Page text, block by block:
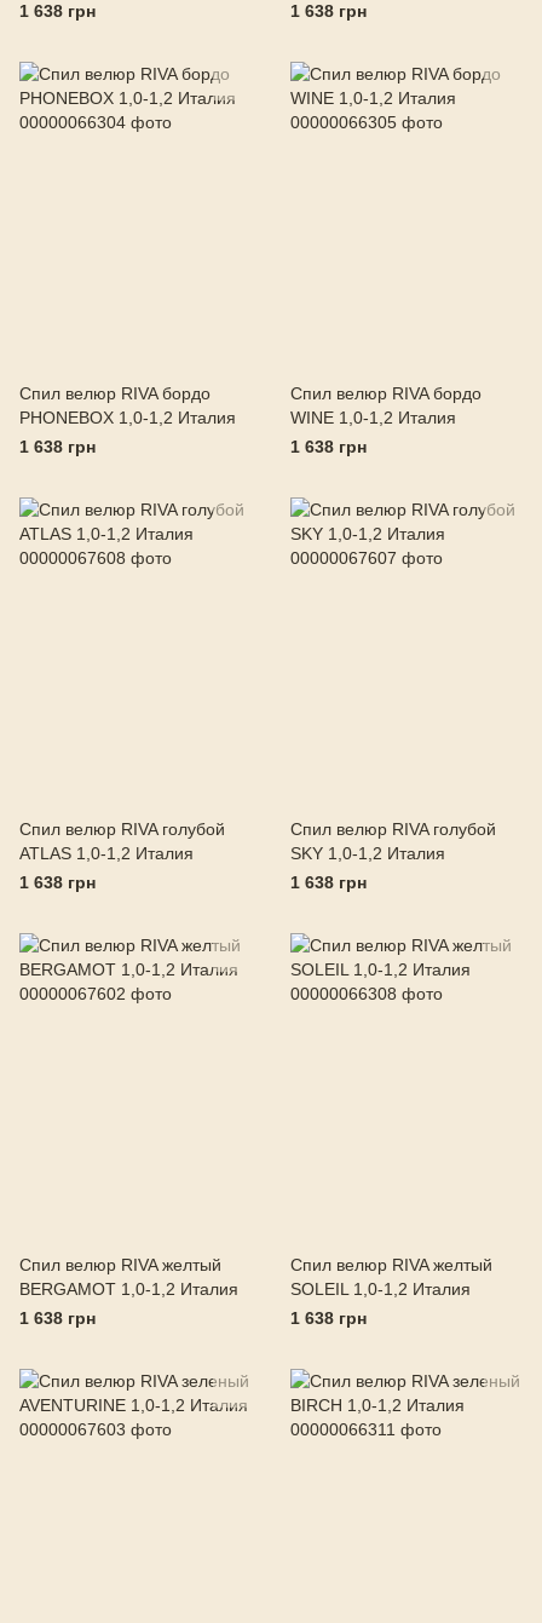
1 638 грн
1 638 грн
Спил велюр RIVA бордо
PHONEBOX 1,0-1,2 Италия
1 638 грн
Спил велюр RIVA бордо
WINE 1,0-1,2 Италия
1 638 грн
Спил велюр RIVA голубой
ATLAS 1,0-1,2 Италия
1 638 грн
Спил велюр RIVA голубой
SKY 1,0-1,2 Италия
1 638 грн
Спил велюр RIVA желтый
BERGAMOT 1,0-1,2 Италия
1 638 грн
Спил велюр RIVA желтый
SOLEIL 1,0-1,2 Италия
1 638 грн